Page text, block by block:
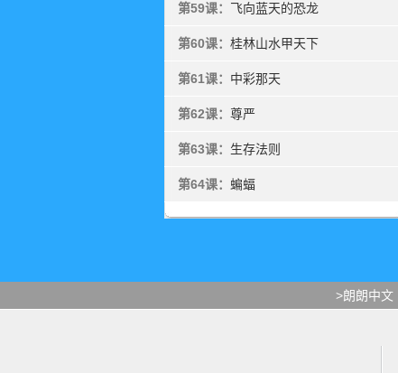
第59课： 飞向蓝天的恐龙
第60课： 桂林山水甲天下
第61课： 中彩那天
第62课： 尊严
第63课： 生存法则
第64课： 蝙蝠
>朗朗中文